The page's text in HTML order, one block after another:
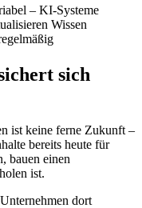
– KI-Systeme
Wissen
sich
ist keine ferne Zukunft –
bereits heute für
bauen einen
ist.
dort